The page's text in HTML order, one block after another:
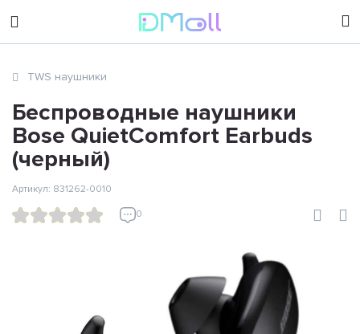
sales@dimoll.ru
TWS наушники
Беспроводные наушники
Bose QuietComfort Earbuds
(черный)
0
Артикул: 831262-0010